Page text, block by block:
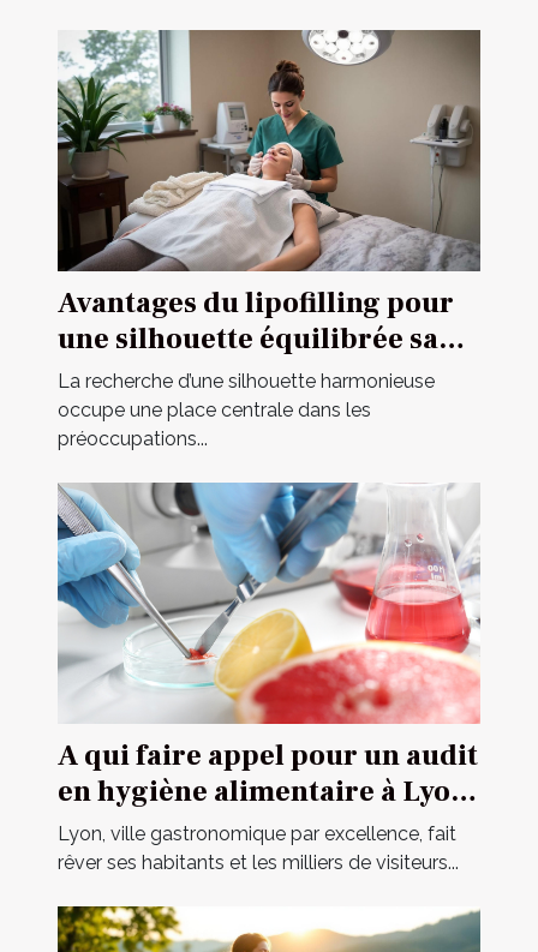
Avantages du lipofilling pour
une silhouette équilibrée sans
implants
La recherche d’une silhouette harmonieuse
occupe une place centrale dans les
préoccupations...
A qui faire appel pour un audit
en hygiène alimentaire à Lyon
?
Lyon, ville gastronomique par excellence, fait
rêver ses habitants et les milliers de visiteurs...